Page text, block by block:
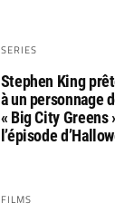
SERIES
Stephen King
à un personnage
« Big City Greens
l’épisode
FILMS